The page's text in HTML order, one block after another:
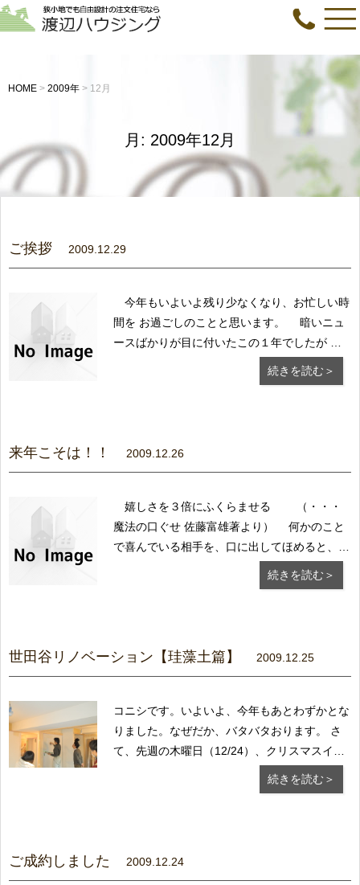
HOME > 2009年 > 12月
月: 2009年12月
ご挨拶 2009.12.29
今年もいよいよ残り少なくなり、お忙しい時
間を お過ごしのことと思います。 暗いニュ
ースばかりが目に付いたこの１年でしたが 皆
様にとってはどんな年でしたでしょうか？
私達は、多くの方々のお力添えをいただき、無
続きを読む＞
来年こそは！！ 2009.12.26
嬉しさを３倍にふくらませる （・・・
魔法の口ぐせ 佐藤富雄著より） 何かのこと
で喜んでいる相手を、口に出してほめると、
相手の嬉しいは２倍になります。 その相手の
２倍になった嬉しい気持がふくれあがりなが
続きを読む＞
世田谷リノベーション【珪藻土篇】 2009.12.25
コニシです。いよいよ、今年もあとわずかとな
りました。なぜだか、バタバタおります。 さ
て、先週の木曜日（12/24）、クリスマスイブ
の日に現場にて、珪藻土を実際の壁に塗ってみ
て、 塗りのパターンや鏝ムラ、壁の小さな凸
続きを読む＞
ご成約しました 2009.12.24